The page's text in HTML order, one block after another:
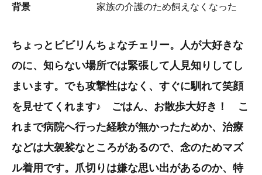
背景 家族の介護のため飼えなくなった
ちょっとビビリんちょなチェリー。人が大好きな
のに、知らない場所では緊張して人見知りしてし
まいます。でも攻撃性はなく、すぐに馴れて笑顔
を見せてくれます♪ ごはん、お散歩大好き！ こ
れまで病院へ行った経験が無かったためか、治療
などは大袈裟なところがあるので、念のためマズ
ル着用です。爪切りは嫌な思い出があるのか、特